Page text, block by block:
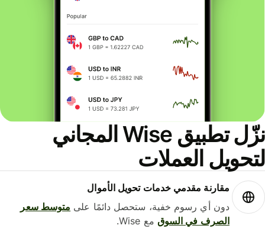
نزّل تطبيق Wise المجاني
لتحويل العملات
مقارنة مقدمي خدمات تحويل الأموال
دون أي رسوم خفية، ستحصل دائمًا على متوسط ​​سعر
الصرف في السوق مع Wise.